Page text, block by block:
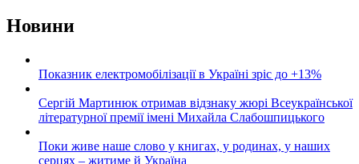
Новини
Показник електромобілізації в Україні зріс до +13%
Сергій Мартинюк отримав відзнаку жюрі Всеукраїнської
літературної премії імені Михайла Слабошпицького
Поки живе наше слово у книгах, у родинах, у наших
серцях – житиме й Україна